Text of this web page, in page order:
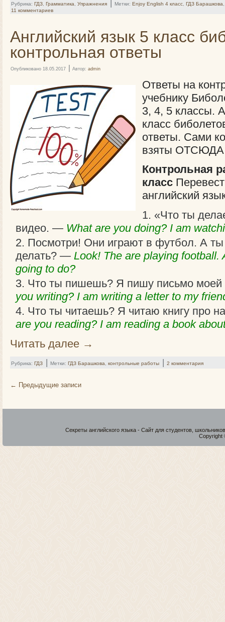
Рубрика: ГДЗ Грамматика Упражнения Метки: Enjoy English 4 класс ГДЗ Барашкова
11 комментариев
Английский язык 5 класс
контрольная ответы
Опубликовано 18.05.2017 | Автор: admin
Ответы на
учебнику
3, 4, 5 классы.
класс
ответы. Сами
взяты
Контрольная
класс
английский
«Что ты
видео. — What are you doing? I am
Посмотри! Они играют в футбол. А
делать? — Look! The are playing football.
going to do?
Что ты пишешь? Я пишу письмо
you writing? I am writing a letter to my
Что ты читаешь? Я читаю книгу про
are you reading? I am reading a book
Читать далее →
Рубрика: ГДЗ | Метки: ГДЗ Барашкова контрольные работы | 2 комментария
← Предыдущие записи
Секреты английского языка - Сайт для студентов,
Copyright